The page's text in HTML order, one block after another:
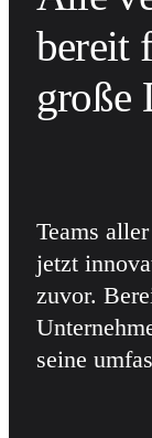
bereit
große
Teams
jetzt
zuvor.
seine